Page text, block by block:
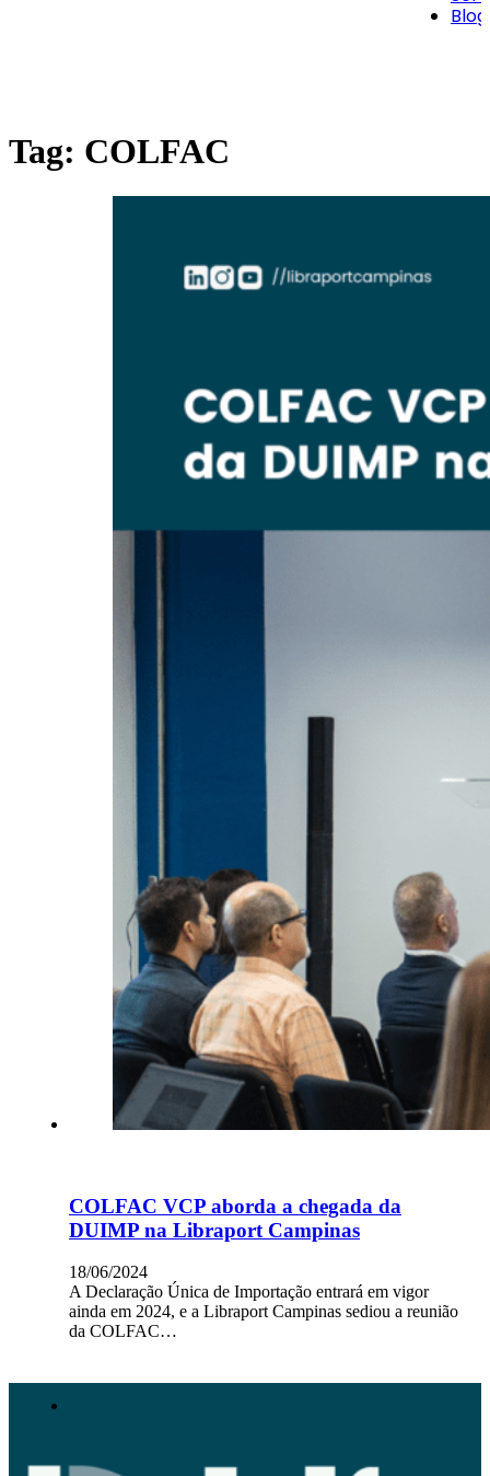
Blog
Tag: COLFAC
COLFAC VCP aborda a chegada da
DUIMP na Libraport Campinas
18/06/2024
A Declaração Única de Importação entrará em vigor
ainda em 2024, e a Libraport Campinas sediou a reunião
da COLFAC…